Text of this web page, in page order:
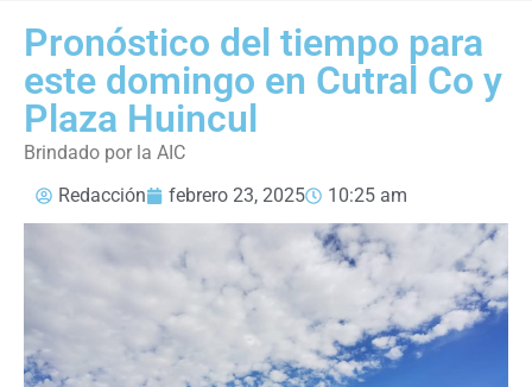
Pronóstico del tiempo para
este domingo en Cutral Co y
Plaza Huincul
Brindado por la AIC
Redacción
febrero 23, 2025 10:25 am